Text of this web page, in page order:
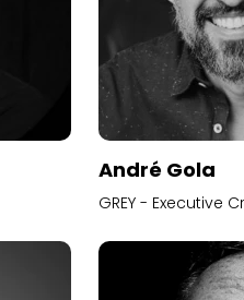
André Gola
GREY - Executive